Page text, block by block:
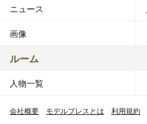
ニュース
画像
ルーム
人物一覧
会社概要 モデルプレスとは 利用規約